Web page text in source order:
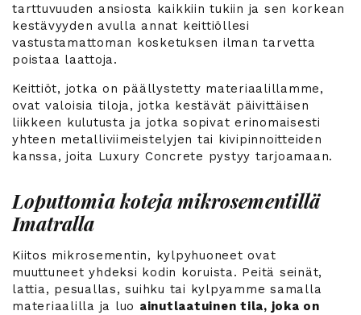
tarttuvuuden ansiosta kaikkiin tukiin ja sen korkean
kestävyyden avulla annat keittiöllesi
vastustamattoman kosketuksen ilman tarvetta
poistaa laattoja.
Keittiöt, jotka on päällystetty materiaalillamme,
ovat valoisia tiloja, jotka kestävät päivittäisen
liikkeen kulutusta ja jotka sopivat erinomaisesti
yhteen metalliviimeistelyjen tai kivipinnoitteiden
kanssa, joita Luxury Concrete pystyy tarjoamaan.
Loputtomia koteja mikrosementillä
Imatralla
Kiitos mikrosementin, kylpyhuoneet ovat
muuttuneet yhdeksi kodin koruista. Peitä seinät,
lattia, pesuallas, suihku tai kylpyamme samalla
materiaalilla ja luo ainutlaatuinen tila, joka on